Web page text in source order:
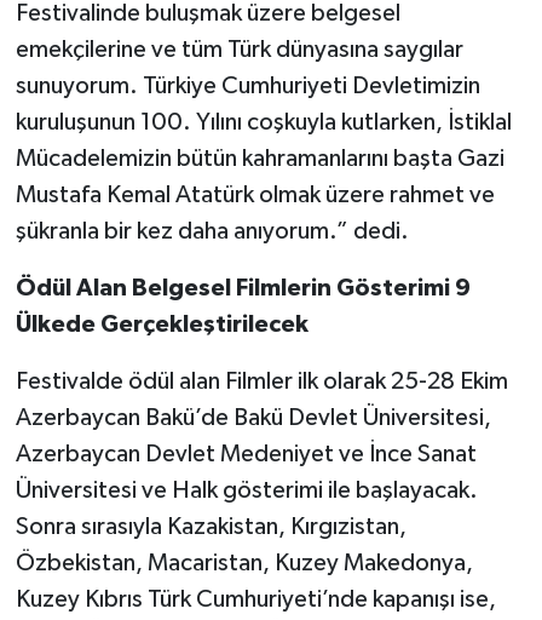
Festivalinde buluşmak üzere belgesel
emekçilerine ve tüm Türk dünyasına saygılar
sunuyorum. Türkiye Cumhuriyeti Devletimizin
kuruluşunun 100. Yılını coşkuyla kutlarken, İstiklal
Mücadelemizin bütün kahramanlarını başta Gazi
Mustafa Kemal Atatürk olmak üzere rahmet ve
şükranla bir kez daha anıyorum.” dedi.
Ödül Alan Belgesel Filmlerin Gösterimi 9
Ülkede Gerçekleştirilecek
Festivalde ödül alan Filmler ilk olarak 25-28 Ekim
Azerbaycan Bakü’de Bakü Devlet Üniversitesi,
Azerbaycan Devlet Medeniyet ve İnce Sanat
Üniversitesi ve Halk gösterimi ile başlayacak.
Sonra sırasıyla Kazakistan, Kırgızistan,
Özbekistan, Macaristan, Kuzey Makedonya,
Kuzey Kıbrıs Türk Cumhuriyeti’nde kapanışı ise,